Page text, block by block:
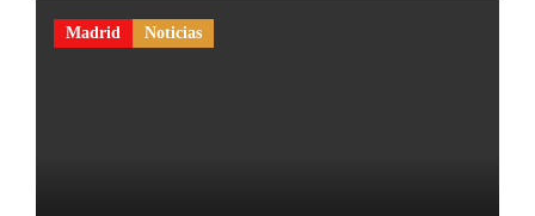
Madrid Noticias